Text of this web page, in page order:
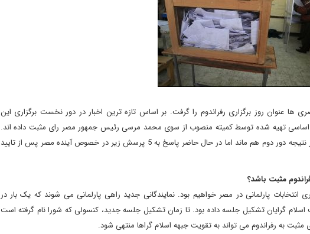
ها عنوان روز برگزاری رفراندوم را گرفت. بر اساس تازه ترین اخبار در دور نخست برگزاری این
از 50 درصد آرا به متن قانون اساسی تهیه شده توسط کمیته منصوب از سوی محمد مرسی رئیس جمهور مصر رای مثبت داده اند.
هرچند برای مشخص شدن وضعیت نهایی این متن باید منتظر نتیجه دور دوم هم ماند اما در حال حاضر پاسخ به 5 پرسش زیر در خصوص آینده مصر پس از تایید
مثبت باشد؟
انتخابات پارلمانی در مصر خواهیم بود. نمایندگانی جدید راهی پارلمانی می شوند که یک بار در
گرایان تشکیل جلسه داده بود. تا زمان تشکیل جلسه جدید، کنسولی که شورا نام گرفته است
به رفراندوم می تواند به تقویت جبهه اسلام گراها منتهی شود.